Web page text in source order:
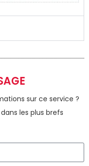
sur ce service ?
les plus brefs